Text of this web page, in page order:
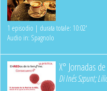
1 episodio | durata totale: 10:02'
Audio in: Spagnolo
X° Jornadas
DiInés Szpunt;